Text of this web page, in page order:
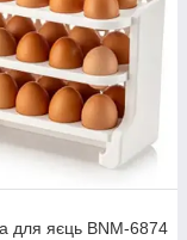
для яєць BNM-6874